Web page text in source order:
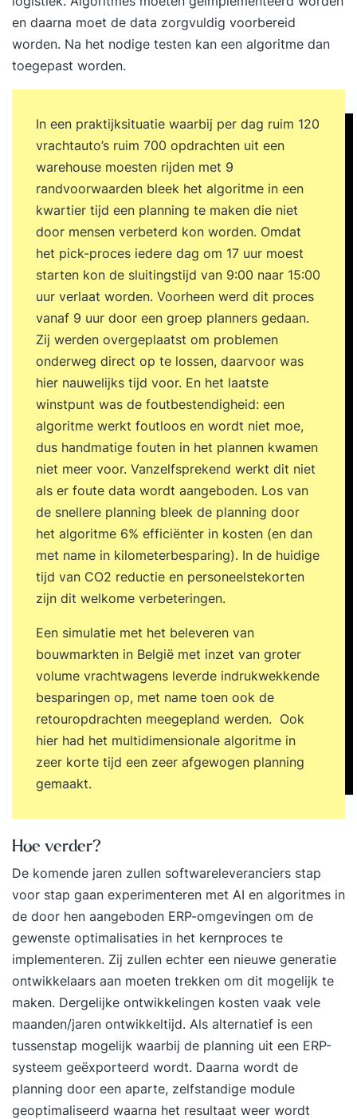
en daarna moet de data zorgvuldig voorbereid
worden. Na het nodige testen kan een algoritme dan
toegepast worden.
In een praktijksituatie waarbij per dag ruim 120
vrachtauto’s ruim 700 opdrachten uit een
warehouse moesten rijden met 9
randvoorwaarden bleek het algoritme in een
kwartier tijd een planning te maken die niet
door mensen verbeterd kon worden. Omdat
het pick-proces iedere dag om 17 uur moest
starten kon de sluitingstijd van 9:00 naar 15:00
uur verlaat worden. Voorheen werd dit proces
vanaf 9 uur door een groep planners gedaan.
Zij werden overgeplaatst om problemen
onderweg direct op te lossen, daarvoor was
hier nauwelijks tijd voor. En het laatste
winstpunt was de foutbestendigheid: een
algoritme werkt foutloos en wordt niet moe,
dus handmatige fouten in het plannen kwamen
niet meer voor. Vanzelfsprekend werkt dit niet
als er foute data wordt aangeboden. Los van
de snellere planning bleek de planning door
het algoritme 6% efficiënter in kosten (en dan
met name in kilometerbesparing). In de huidige
tijd van CO2 reductie en personeelstekorten
zijn dit welkome verbeteringen.
Een simulatie met het beleveren van
bouwmarkten in België met inzet van groter
volume vrachtwagens leverde indrukwekkende
besparingen op, met name toen ook de
retouropdrachten meegepland werden. Ook
hier had het multidimensionale algoritme in
zeer korte tijd een zeer afgewogen planning
gemaakt.
Hoe verder?
De komende jaren zullen softwareleveranciers stap
voor stap gaan experimenteren met AI en algoritmes in
de door hen aangeboden ERP-omgevingen om de
gewenste optimalisaties in het kernproces te
implementeren. Zij zullen echter een nieuwe generatie
ontwikkelaars aan moeten trekken om dit mogelijk te
maken. Dergelijke ontwikkelingen kosten vaak vele
maanden/jaren ontwikkeltijd. Als alternatief is een
tussenstap mogelijk waarbij de planning uit een ERP-
systeem geëxporteerd wordt. Daarna wordt de
planning door een aparte, zelfstandige module
geoptimaliseerd waarna het resultaat weer wordt